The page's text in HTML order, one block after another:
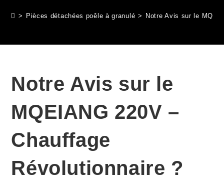
> Pièces détachées poêle à granulé > Notre Avis sur le
Notre Avis sur le
MQEIANG 220V –
Chauffage
Révolutionnaire ?